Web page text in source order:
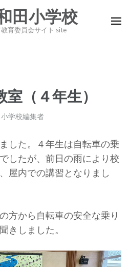
田小学校
育委員会サイト site
（４年生）
学校編集者
した。４年生は自転車の乗
したが、前日の雨により校
屋内での講習となりまし
方から自転車の安全な乗り
きしました。